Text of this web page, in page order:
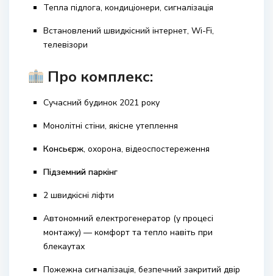
Тепла підлога, кондиціонери, сигналізація
Встановлений швидкісний інтернет, Wi-Fi,
телевізори
Про комплекс:
Сучасний будинок 2021 року
Монолітні стіни, якісне утеплення
Консьєрж, охорона, відеоспостереження
Підземний паркінг
2 швидкісні ліфти
Автономний електрогенератор (у процесі
монтажу) — комфорт та тепло навіть при
блекаутах
Пожежна сигналізація, безпечний закритий двір